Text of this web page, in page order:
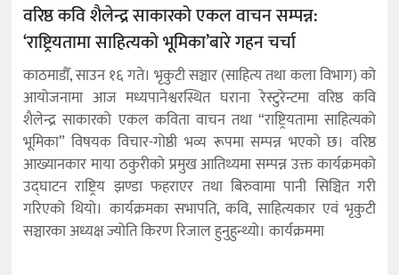
वरिष्ठ कवि शैलेन्द्र साकारको एकल वाचन सम्पन्न:
‘राष्ट्रियतामा साहित्यको भूमिका’बारे गहन चर्चा
काठमाडौँ, साउन १६ गते। भृकुटी सञ्चार (साहित्य तथा कला विभाग) को
आयोजनामा आज मध्यपानेश्वरस्थित घराना रेस्टुरेन्टमा वरिष्ठ कवि
शैलेन्द्र साकारको एकल कविता वाचन तथा “राष्ट्रियतामा साहित्यको
भूमिका” विषयक विचार-गोष्ठी भव्य रूपमा सम्पन्न भएको छ। वरिष्ठ
आख्यानकार माया ठकुरीको प्रमुख आतिथ्यमा सम्पन्न उक्त कार्यक्रमको
उद्घाटन राष्ट्रिय झण्डा फहराएर तथा बिरुवामा पानी सिञ्चित गरी
गरिएको थियो। कार्यक्रमका सभापति, कवि, साहित्यकार एवं भृकुटी
सञ्चारका अध्यक्ष ज्योति किरण रिजाल हुनुहुन्थ्यो। कार्यक्रममा